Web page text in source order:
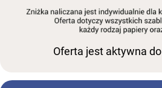
Oferta jest aktywna do